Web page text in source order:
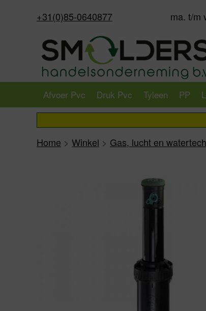
+31(0)85-0640877 ma. t/m
Afvoer Pvc Druk Pvc Tyleen PP
Home > Winkel > Gas, lucht en